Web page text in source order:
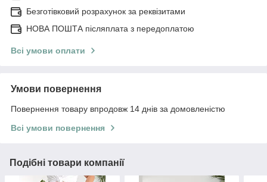
Безготівковий розрахунок за реквізитами
НОВА ПОШТА післяплата з передоплатою
Всі умови оплати
Умови повернення
Повернення товару впродовж 14 днів за домовленістю
Всі умови повернення
Подібні товари компанії